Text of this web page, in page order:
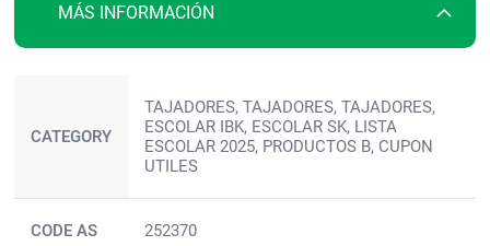
MÁS INFORMACIÓN
CATEGORY
TAJADORES, TAJADORES, TAJADORES,
ESCOLAR IBK, ESCOLAR SK, LISTA
ESCOLAR 2025, PRODUCTOS B, CUPON
UTILES
CODE AS 252370